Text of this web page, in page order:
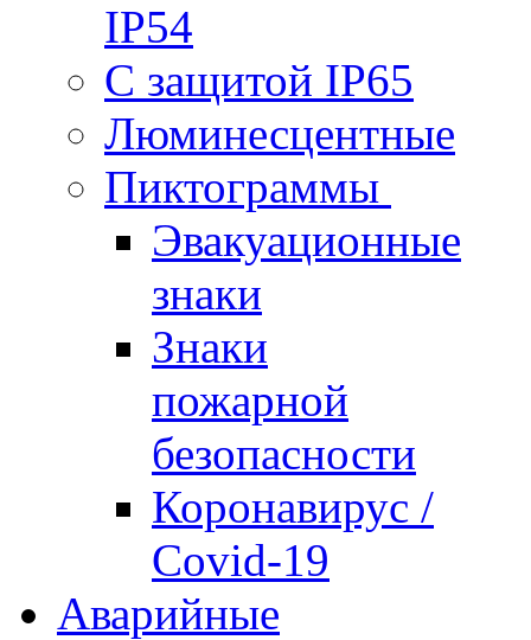
IP54
С защитой IP65
Люминесцентные
Пиктограммы
Эвакуационные
знаки
Знаки
пожарной
безопасности
Коронавирус /
Covid-19
Аварийные